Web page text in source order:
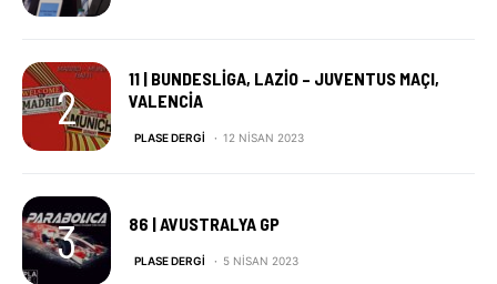
11 | BUNDESLIGA, LAZIO – JUVENTUS MAÇI,
VALENCIA
PLASE DERGI 12 NISAN 2023
86 | AVUSTRALYA GP
PLASE DERGI 5 NISAN 2023